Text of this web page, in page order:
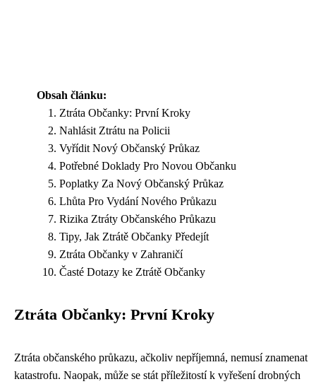
Obsah článku:
Ztráta Občanky: První Kroky
Nahlásit Ztrátu na Policii
Vyřídit Nový Občanský Průkaz
Potřebné Doklady Pro Novou Občanku
Poplatky Za Nový Občanský Průkaz
Lhůta Pro Vydání Nového Průkazu
Rizika Ztráty Občanského Průkazu
Tipy, Jak Ztrátě Občanky Předejít
Ztráta Občanky v Zahraničí
Časté Dotazy ke Ztrátě Občanky
Ztráta Občanky: První Kroky
Ztráta občanského průkazu, ačkoliv nepříjemná, nemusí znamenat
katastrofu. Naopak, může se stát příležitostí k vyřešení drobných